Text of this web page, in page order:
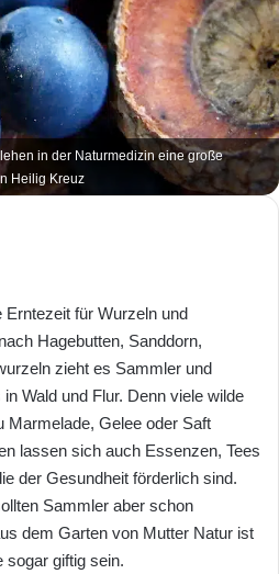
in der Naturmedizin eine große
Heilig Kreuz
für Wurzeln und
Hagebutten, Sanddorn,
zieht es Sammler und
Wald und Flur. Denn viele wilde
Marmelade, Gelee oder Saft
lassen sich auch Essenzen, Tees
der Gesundheit förderlich sind.
Sammler aber schon
dem Garten von Mutter Natur ist
sogar giftig sein.